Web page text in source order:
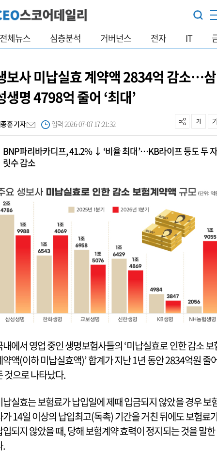
전체뉴스 심층분석 거버넌스 전자 IT
보사 미납실효 계약액 2834억 감소…삼
생명 4798억 줄어 ‘최대’
훈 기자 입력 2026-07-07 17:21:32
BNP파리바카디프, 41.2% ↓ ‘비율 최대’…KB라이프 등도 두 자
릿수 감소
내에서 영업 중인 생명보험사들의 ‘미납실효로 인한 감소 보
약액(이하 미납실효액)’ 합계가 지난 1년 동안 2834억원 줄
것으로 나타났다.
납실효는 보험료가 납입일에 제때 입금되지 않았을 경우 보
가 14일 이상의 납입최고(독촉) 기간을 거친 뒤에도 보험료
입되지 않았을 때, 당해 보험계약 효력이 정지되는 것을 말한
.